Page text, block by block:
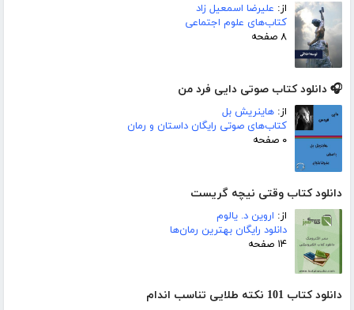
از: علیرضا اسمعیل زاد
کتاب‌های علوم اجتماعی
۸ صفحه
🎧 دانلود کتاب صوتی دایی فرد من
از: هاینریش بل
کتاب‌های صوتی رایگان داستان و رمان
۰ صفحه
دانلود کتاب وقتی نیچه گریست
از: اروین د. یالوم
دانلود رایگان بهترین رمان‌ها
۱۴ صفحه
دانلود کتاب 101 نکته طلایی تناسب اندام